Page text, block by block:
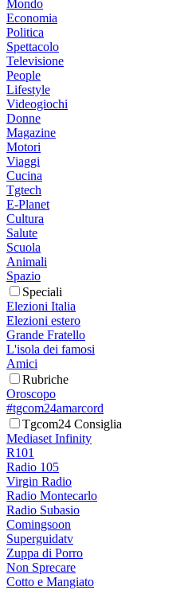
Mondo
Economia
Politica
Spettacolo
Televisione
People
Lifestyle
Videogiochi
Donne
Magazine
Motori
Viaggi
Cucina
Tgtech
E-Planet
Cultura
Salute
Scuola
Animali
Spazio
Speciali
Elezioni Italia
Elezioni estero
Grande Fratello
L'isola dei famosi
Amici
Rubriche
Oroscopo
#tgcom24amarcord
Tgcom24 Consiglia
Mediaset Infinity
R101
Radio 105
Virgin Radio
Radio Montecarlo
Radio Subasio
Comingsoon
Superguidatv
Zuppa di Porro
Non Sprecare
Cotto e Mangiato